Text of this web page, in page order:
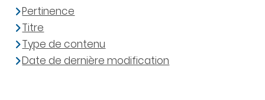
Pertinence
Titre
Type de contenu
Date de dernière modification